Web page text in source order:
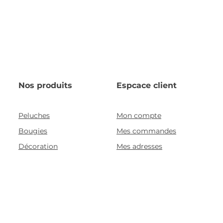
Nos produits
Peluches
Bougies
Décoration
Espcace client
Mon compte
Mes commandes
Mes adresses